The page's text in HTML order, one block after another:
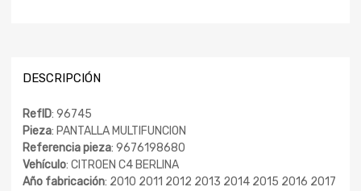
DESCRIPCIÓN
RefID: 96745
Pieza: PANTALLA MULTIFUNCION
Referencia pieza: 9676198680
Vehículo: CITROEN C4 BERLINA
Año fabricación: 2010 2011 2012 2013 2014 2015 2016 2017